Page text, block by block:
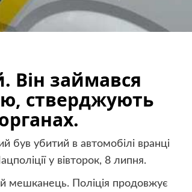
Він займався
стверджують
був убитий в автомобілі вранці
у вівторок, 8 липня.
мешканець. Поліція продовжує